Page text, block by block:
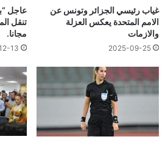
غياب رئيسي الجزائر وتونس عن
الامم المتحدة يعكس العزلة
والازمات
2025-09-25
عاجل
تنقل
مجانا.
13